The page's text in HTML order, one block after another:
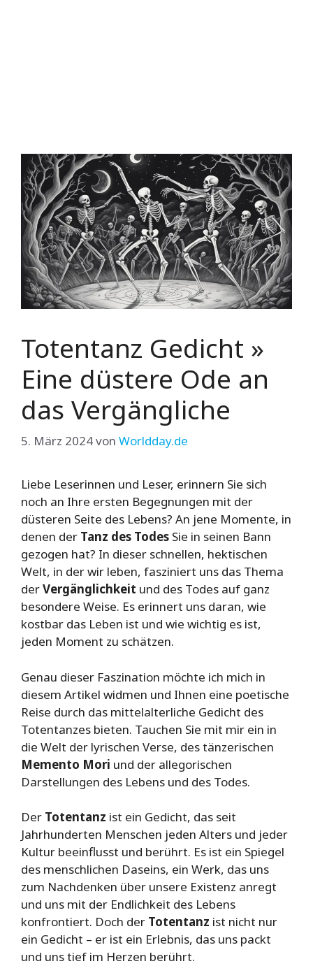
Totentanz Gedicht »
Eine düstere Ode an
das Vergängliche
5. März 2024von Worldday.de
Liebe Leserinnen und Leser, erinnern Sie sich
noch an Ihre ersten Begegnungen mit der
düsteren Seite des Lebens? An jene Momente, in
denen der Tanz des Todes Sie in seinen Bann
gezogen hat? In dieser schnellen, hektischen
Welt, in der wir leben, fasziniert uns das Thema
derVergänglichkeit und des Todes auf ganz
besondere Weise. Es erinnert uns daran, wie
kostbar das Leben ist und wie wichtig es ist,
jeden Moment zu schätzen.
Genau dieser Faszination möchte ich mich in
diesem Artikel widmen und Ihnen eine poetische
Reise durch das mittelalterliche Gedicht des
Totentanzes bieten. Tauchen Sie mit mir ein in
die Welt der lyrischen Verse, des tänzerischen
Memento Mori und der allegorischen
Darstellungen des Lebens und des Todes.
Der Totentanz ist ein Gedicht, das seit
Jahrhunderten Menschen jeden Alters und jeder
Kultur beeinflusst und berührt. Es ist ein Spiegel
des menschlichen Daseins, ein Werk, das uns
zum Nachdenken über unsere Existenz anregt
und uns mit der Endlichkeit des Lebens
konfrontiert. Doch der Totentanz ist nicht nur
ein Gedicht – er ist ein Erlebnis, das uns packt
und uns tief im Herzen berührt.